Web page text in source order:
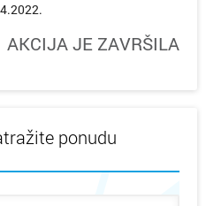
AKCIJA JE ZAVRŠILA
ponudu